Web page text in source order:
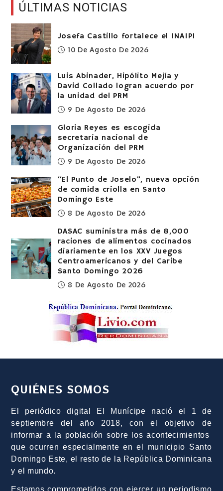
ÚLTIMAS NOTICIAS
Josefa Castillo fortalece el INAIPI
10 De Agosto De 2026
Luis Abinader, Hipólito Mejía y
David Collado logran acuerdo por
la unidad del PRM
9 De Agosto De 2026
Gloria Reyes es escogida
secretaria nacional de
Organización del PRM
9 De Agosto De 2026
“El Punto de Joselo”, nueva opción
de comida criolla en Santo
Domingo Este
8 De Agosto De 2026
DASAC suministra más de 8,000
raciones de alimentos cocinados
diariamente en los XXV Juegos
Centroamericanos y del Caribe
Santo Domingo 2026
8 De Agosto De 2026
QUIÉNES SOMOS
El periódico digital El Munícipe nació el 1 de
septiembre del año 2018, con el objetivo de
informar a la población sobre los acontecimientos
que ocurren especialmente en el municipio Santo
Domingo Este, el resto de la República Dominicana
y el mundo.